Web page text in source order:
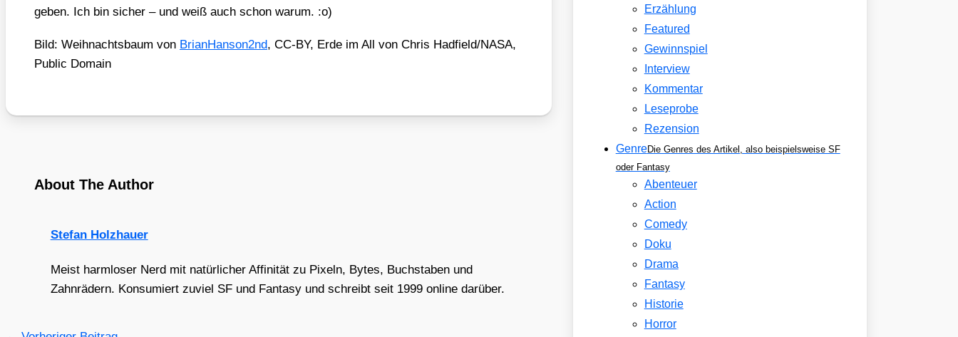
geben. Ich bin sicher – und weiß auch schon war­um. :o)
Bild: Weih­nachts­baum von BrianHanson2nd, CC-BY, Erde im All von Chris Hadfield/​NASA,
Public Domain
About The Author
Stefan Holzhauer
Meist harmloser Nerd mit natürlicher Affinität zu Pixeln, Bytes, Buchstaben und
Zahnrädern. Konsumiert zuviel SF und Fantasy und schreibt seit 1999 online darüber.
Erzählung
Featured
Gewinnspiel
Interview
Kommentar
Leseprobe
Rezension
GenreDie Genres des Artikel, also beispielsweise SF
oder Fantasy
Abenteuer
Action
Comedy
Doku
Drama
Fantasy
Historie
Horror